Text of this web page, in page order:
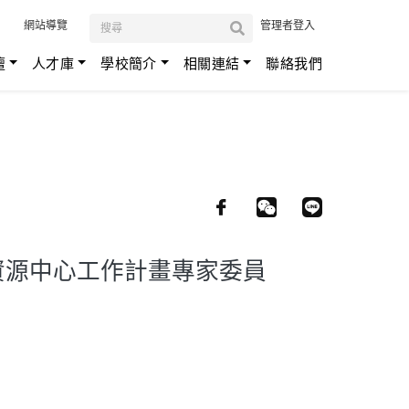
網站導覽 管理者登入
人才庫 學校簡介 相關連結 聯絡我們
中心工作計畫專家委員